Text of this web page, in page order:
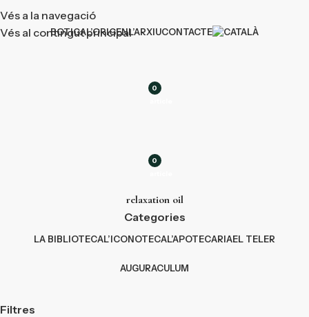
Vés a la navegació
Vés al contingut principal
BOTIGAL’ORIGENL’ARXIUCONTACTE
0
0
relaxation oil
Categories
LA BIBLIOTECAL’ICONOTECAL’APOTECARIAEL TELER
AUGURACULUM
Filtres